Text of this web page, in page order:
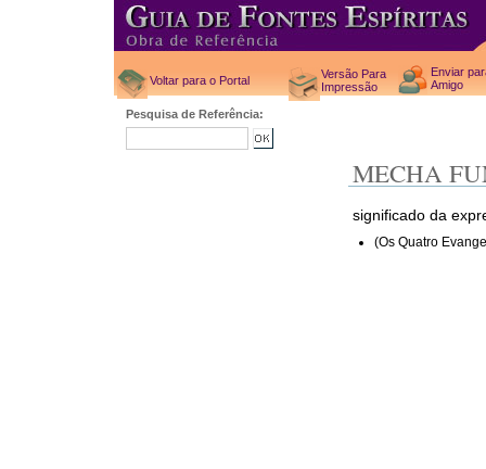
Voltar para o Portal
Versão Para
Impressão
Enviar
Amigo
Pesquisa de Referência:
MECHA
significado da
(Os Quatro